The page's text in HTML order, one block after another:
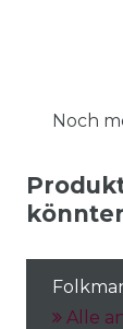
Noch
Alle